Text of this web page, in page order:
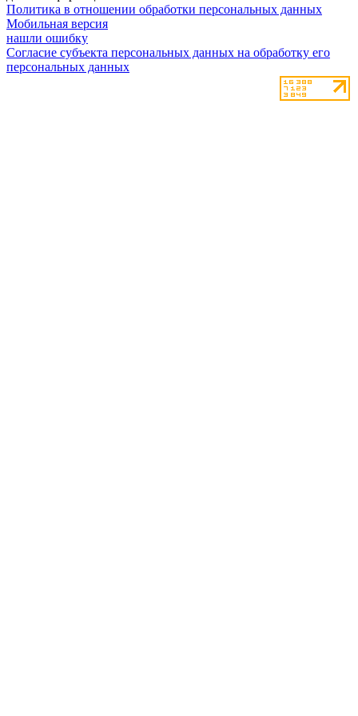
Политика в отношении обработки персональных данных
Мобильная версия
нашли ошибку
Согласие субъекта персональных данных на обработку его
персональных данных